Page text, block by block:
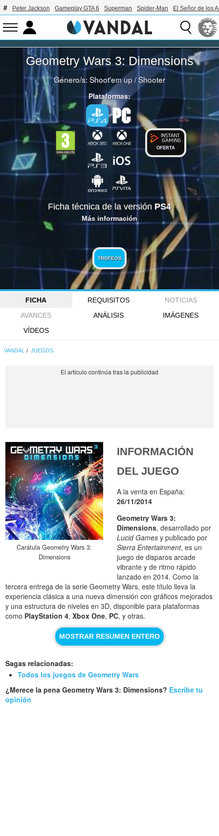
Peter Jackson Gameplay GTA 6 Superman Spider-Man El Señor de los
Geometry Wars 3: Dimensions
Género/s:Shoot'em up/Shooter
Plataformas:
OFERTA
Ficha técnica de la versión PS4
Más información
TROFEOS
FICHA REQUISITOS
NOTICIAS
AVANCES
ANÁLISIS
IMÁGENES
VÍDEOS
VANDAL JUEGOS
Carátula Geometry Wars 3:
Dimensions
INFORMACIÓN
DEL JUEGO
A la venta en España:
26/11/2014
Geometry Wars 3:
Dimensions, desarrollado por
Lucid Games y publicado por
Sierra Entertainment, es un
juego de disparos arcade
vibrante y de ritmo rápido
lanzado en 2014. Como la
tercera entrega de la serie Geometry Wars, este título lleva la
experiencia clásica a una nueva dimensión con gráficos mejorados
y una estructura de niveles en 3D, disponible para plataformas
como PlayStation 4,Xbox One, PC, y otras.
MOSTRAR RESUMEN ENTERO
Sagas relacionadas:
Todos los juegos de Geometry Wars
¿Merece la pena Geometry Wars 3: Dimensions? Escribe tu
opinión